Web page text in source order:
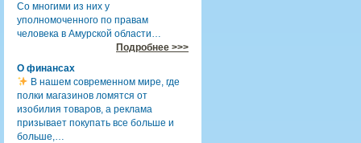
Со многими из них у
уполномоченного по правам
человека в Амурской области…
Подробнее >>>
О финансах
В нашем современном мире, где
полки магазинов ломятся от
изобилия товаров, а реклама
призывает покупать все больше и
больше,…